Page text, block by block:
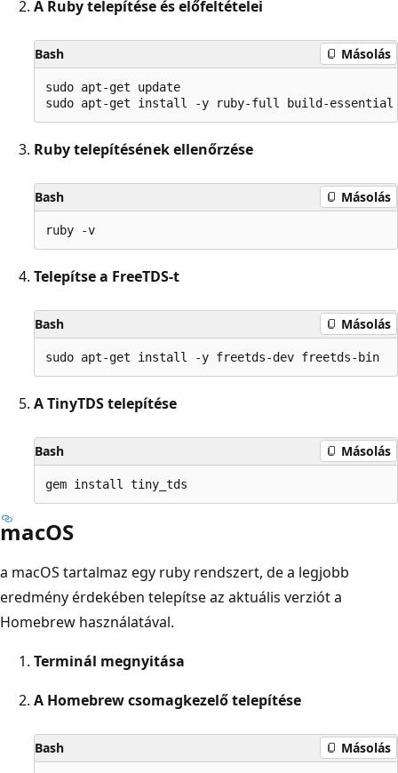
A Ruby telepítése és előfeltételei
Bash Másolás
sudo apt-get update
Ruby telepítésének ellenőrzése
Bash Másolás
Telepítse a FreeTDS-t
Bash Másolás
A TinyTDS telepítése
Bash Másolás
macOS
a macOS tartalmaz egy ruby rendszert, de a legjobb
eredmény érdekében telepítse az aktuális verziót a
Homebrew használatával.
Terminál megnyitása
A Homebrew csomagkezelő telepítése
Bash Másolás